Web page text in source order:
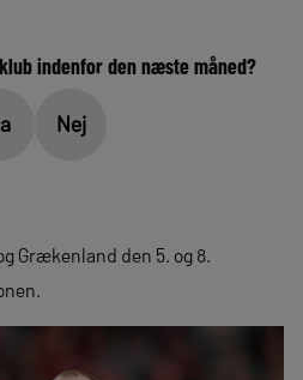
indenfor den næste måned?
Nej
Grækenland den 5. og 8.